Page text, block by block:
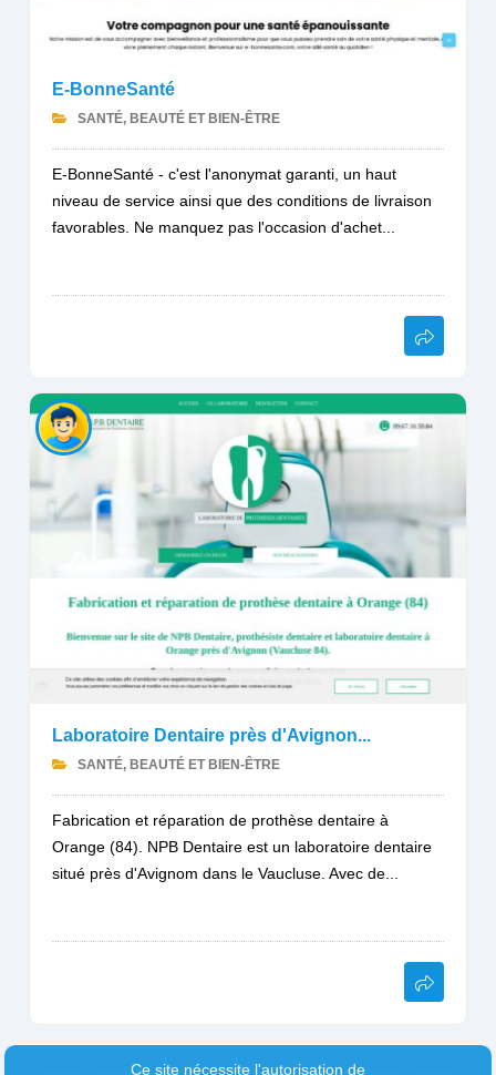
E-BonneSanté
SANTÉ, BEAUTÉ ET BIEN-ÊTRE
E-BonneSanté - c'est l'anonymat garanti, un haut
niveau de service ainsi que des conditions de livraison
favorables. Ne manquez pas l'occasion d'achet...
Laboratoire Dentaire près d'Avignon...
SANTÉ, BEAUTÉ ET BIEN-ÊTRE
Fabrication et réparation de prothèse dentaire à
Orange (84). NPB Dentaire est un laboratoire dentaire
situé près d'Avignom dans le Vaucluse. Avec de...
Ce site nécessite l'autorisation de